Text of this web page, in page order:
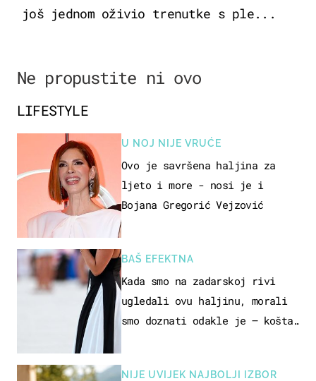
još jednom oživio trenutke s ple...
Ne propustite ni ovo
LIFESTYLE
U NOJ NIJE VRUĆE
Ovo je savršena haljina za
ljeto i more - nosi je i
Bojana Gregorić Vejzović
BAŠ EFEKTNA
Kada smo na zadarskoj rivi
ugledali ovu haljinu, morali
smo doznati odakle je – košta
NIJE UVIJEK NAJBOLJI IZBOR